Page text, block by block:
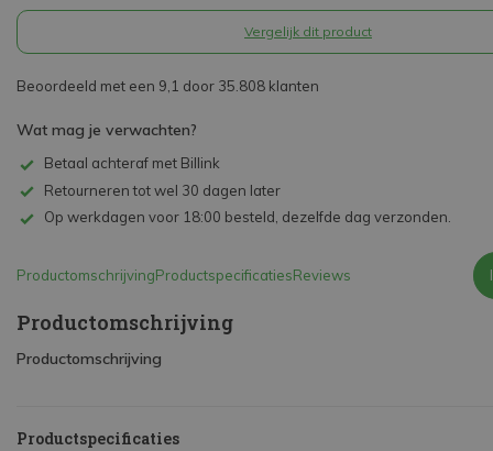
Vergelijk dit product
Beoordeeld met een 9,1 door 35.808 klanten
Wat mag je verwachten?
Betaal achteraf met Billink
Retourneren tot wel 30 dagen later
Op werkdagen voor 18:00 besteld, dezelfde dag verzonden.
ProductomschrijvingProductspecificatiesReviews
Productomschrijving
Productomschrijving
Productspecificaties